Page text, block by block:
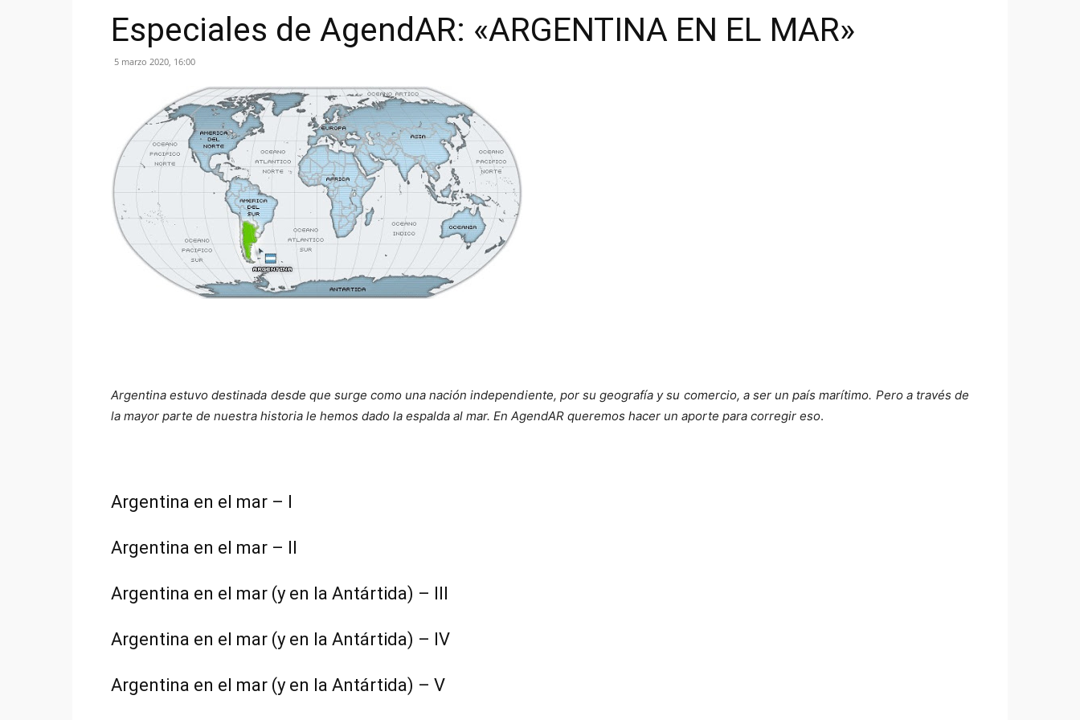
Especiales de AgendAR: «ARGENTINA EN EL MAR»
5 marzo 2020, 16:00
Argentina estuvo destinada desde que surge como una nación independiente, por su geografía y su comercio, a ser un país marítimo. Pero a través de
la mayor parte de nuestra historia le hemos dado la espalda al mar. En AgendAR queremos hacer un aporte para corregir eso.
Argentina en el mar – I
Argentina en el mar – II
Argentina en el mar (y en la Antártida) – III
Argentina en el mar (y en la Antártida) – IV
Argentina en el mar (y en la Antártida) – V